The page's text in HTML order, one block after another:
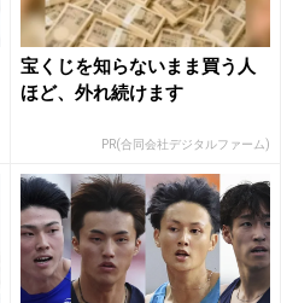
宝くじを知らないまま買う人
ほど、外れ続けます
PR(合同会社デジタルファーム)